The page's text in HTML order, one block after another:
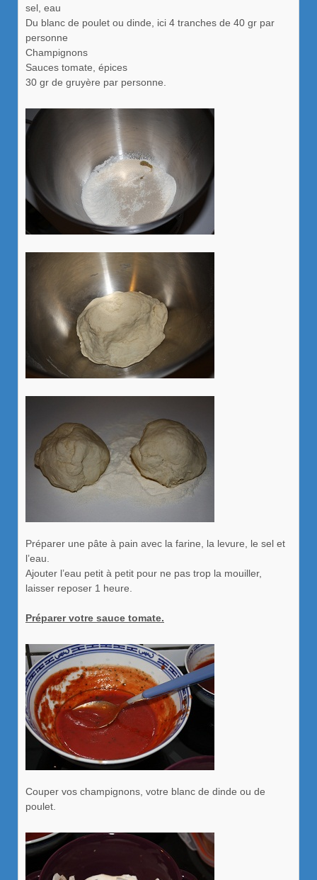
sel, eau
Du blanc de poulet ou dinde, ici 4 tranches de 40 gr par
personne
Champignons
Sauces tomate, épices
30 gr de gruyère par personne.
Préparer une pâte à pain avec la farine, la levure, le sel et
l’eau.
Ajouter l’eau petit à petit pour ne pas trop la mouiller,
laisser reposer 1 heure.
Préparer votre sauce tomate.
Couper vos champignons, votre blanc de dinde ou de
poulet.